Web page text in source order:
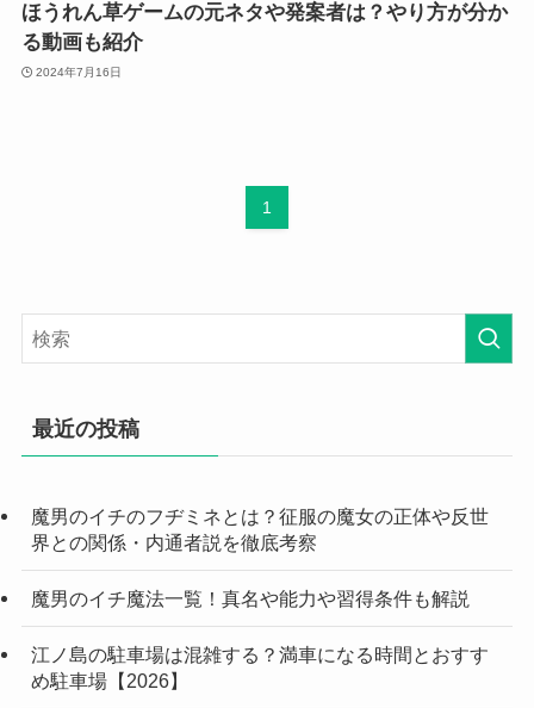
ほうれん草ゲームの元ネタや発案者は？やり方が分か
る動画も紹介
2024年7月16日
1
最近の投稿
魔男のイチのフヂミネとは？征服の魔女の正体や反世
界との関係・内通者説を徹底考察
魔男のイチ魔法一覧！真名や能力や習得条件も解説
江ノ島の駐車場は混雑する？満車になる時間とおすす
め駐車場【2026】